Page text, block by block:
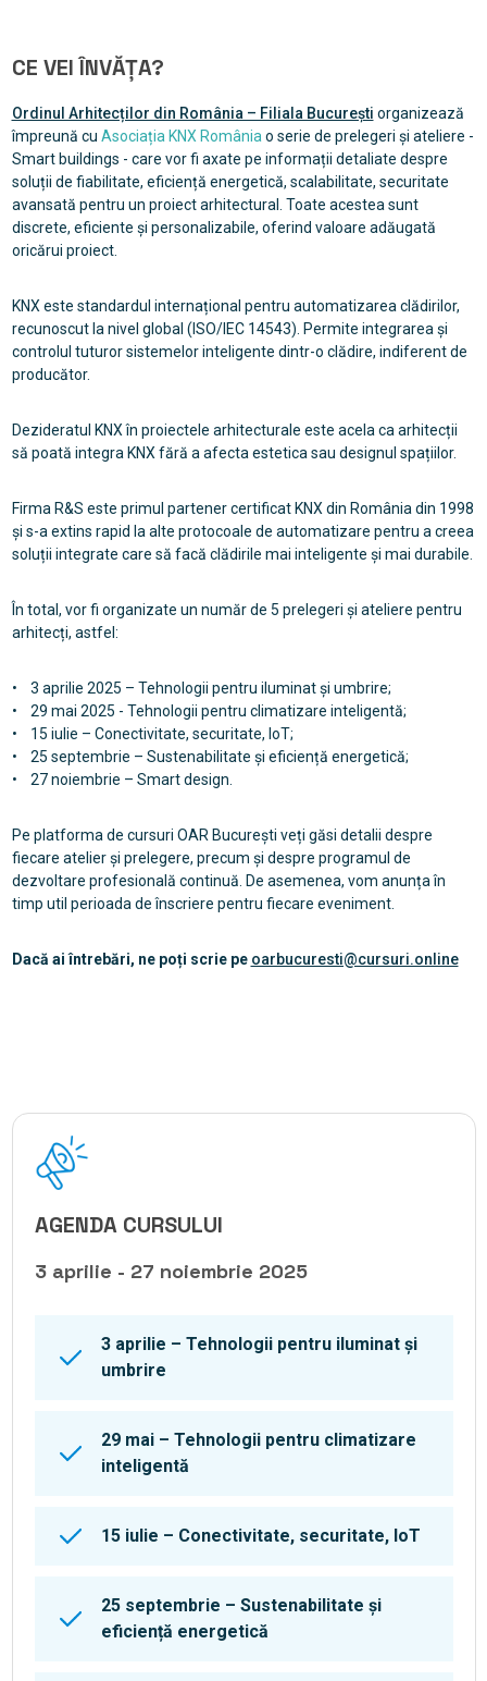
CE VEI ÎNVĂȚA?
Ordinul Arhitecților din România – Filiala București organizează
împreună cu Asociația KNX România o serie de prelegeri și ateliere -
Smart buildings - care vor fi axate pe informații detaliate despre
soluții de fiabilitate, eficiență energetică, scalabilitate, securitate
avansată pentru un proiect arhitectural. Toate acestea sunt
discrete, eficiente și personalizabile, oferind valoare adăugată
oricărui proiect.
KNX este standardul internațional pentru automatizarea clădirilor,
recunoscut la nivel global (ISO/IEC 14543). Permite integrarea și
controlul tuturor sistemelor inteligente dintr-o clădire, indiferent de
producător.
Dezideratul KNX în proiectele arhitecturale este acela ca arhitecții
să poată integra KNX fără a afecta estetica sau designul spațiilor.
Firma R&S este primul partener certificat KNX din România din 1998
și s-a extins rapid la alte protocoale de automatizare pentru a creea
soluții integrate care să facă clădirile mai inteligente și mai durabile.
În total, vor fi organizate un număr de 5 prelegeri și ateliere pentru
arhitecți, astfel:
• 3 aprilie 2025 – Tehnologii pentru iluminat și umbrire;
• 29 mai 2025 - Tehnologii pentru climatizare inteligentă;
• 15 iulie – Conectivitate, securitate, loT;
• 25 septembrie – Sustenabilitate și eficiență energetică;
• 27 noiembrie – Smart design.
Pe platforma de cursuri OAR București veți găsi detalii despre
fiecare atelier și prelegere, precum și despre programul de
dezvoltare profesională continuă. De asemenea, vom anunța în
timp util perioada de înscriere pentru fiecare eveniment.
Dacă ai întrebări, ne poți scrie pe oarbucuresti@cursuri.online
AGENDA CURSULUI
3 aprilie - 27 noiembrie 2025
3 aprilie – Tehnologii pentru iluminat și
umbrire
29 mai – Tehnologii pentru climatizare
inteligentă
15 iulie – Conectivitate, securitate, loT
25 septembrie – Sustenabilitate și
eficiență energetică